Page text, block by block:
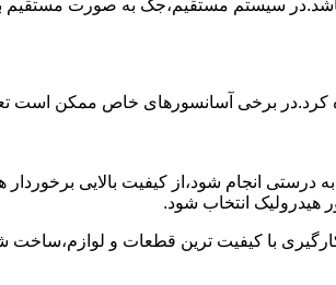
سیستم مستقیم،جک به صورت
کرد.در برخی آسانسورهای خاص ممکن است
درستی انجام شود،از کیفیت بالایی
انتخاب شود.
کارگیری با کیفیت ترین قطعات و